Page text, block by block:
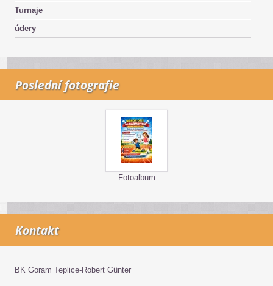
Turnaje
údery
Poslední fotografie
Fotoalbum
Kontakt
BK Goram Teplice-Robert Günter